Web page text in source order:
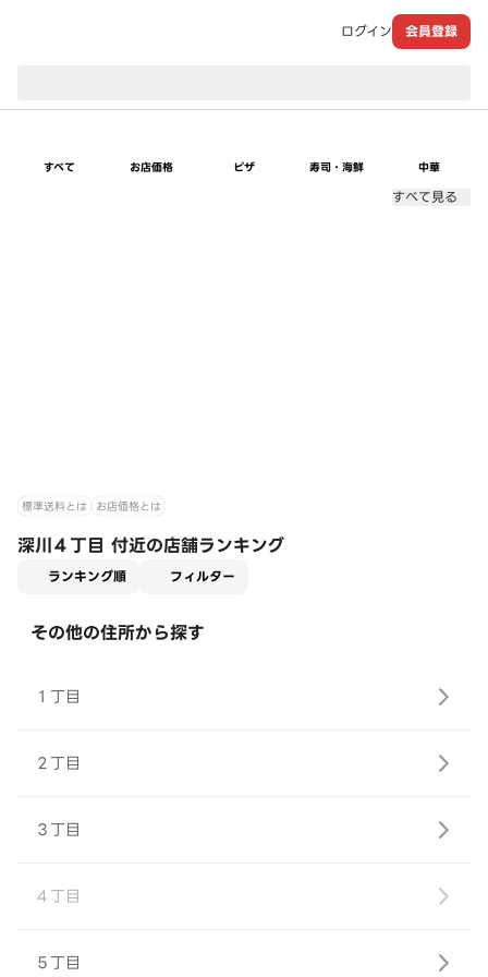
ログイン 会員登録
すべて お店価格 ピザ 寿司・海鮮 中華
すべて見る
標準送料とは お店価格とは
深川４丁目 付近の店舗ランキング
ランキング順 フィルター
その他の住所から探す
１丁目
２丁目
３丁目
４丁目
５丁目